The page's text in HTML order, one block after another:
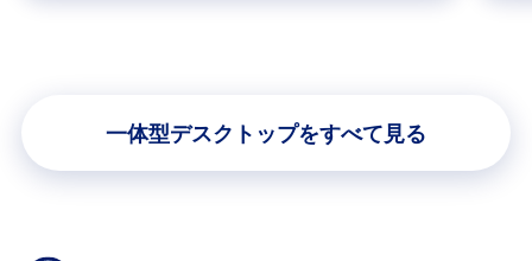
一体型デスクトップをすべて見る